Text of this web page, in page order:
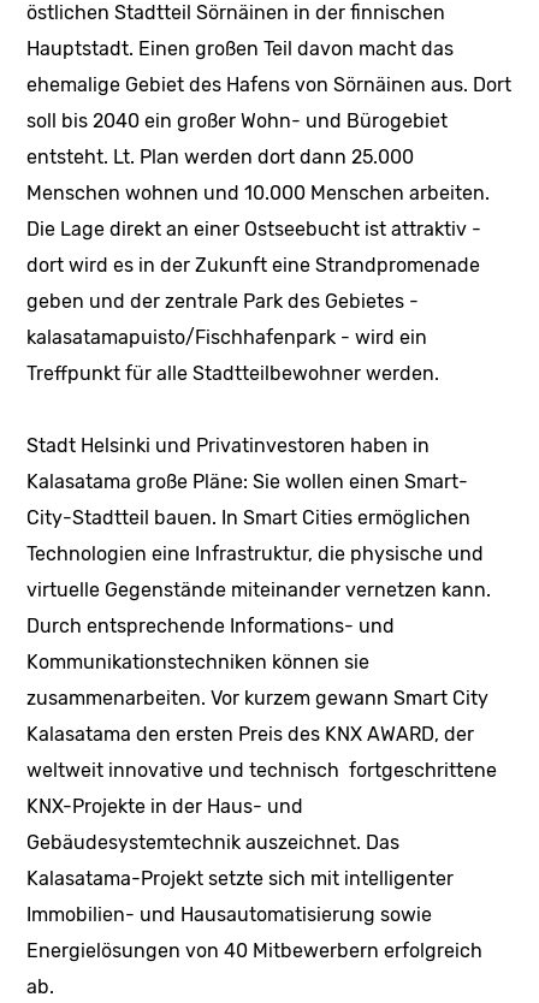
östlichen Stadtteil Sörnäinen in der finnischen
Hauptstadt. Einen großen Teil davon macht das
ehemalige Gebiet des Hafens von Sörnäinen aus. Dort
soll bis 2040 ein großer Wohn- und Bürogebiet
entsteht. Lt. Plan werden dort dann 25.000
Menschen wohnen und 10.000 Menschen arbeiten.
Die Lage direkt an einer Ostseebucht ist attraktiv -
dort wird es in der Zukunft eine Strandpromenade
geben und der zentrale Park des Gebietes -
kalasatamapuisto/Fischhafenpark - wird ein
Treffpunkt für alle Stadtteilbewohner werden.
Stadt Helsinki und Privatinvestoren haben in
Kalasatama große Pläne: Sie wollen einen Smart-
City-Stadtteil bauen. In Smart Cities ermöglichen
Technologien eine Infrastruktur, die physische und
virtuelle Gegenstände miteinander vernetzen kann.
Durch entsprechende Informations- und
Kommunikationstechniken können sie
zusammenarbeiten. Vor kurzem gewann Smart City
Kalasatama den ersten Preis des KNX AWARD, der
weltweit innovative und technisch fortgeschrittene
KNX-Projekte in der Haus- und
Gebäudesystemtechnik auszeichnet. Das
Kalasatama-Projekt setzte sich mit intelligenter
Immobilien- und Hausautomatisierung sowie
Energielösungen von 40 Mitbewerbern erfolgreich
ab.